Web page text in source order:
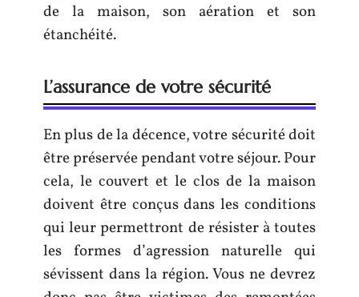
de la maison, son aération et son
étanchéité.
L’assurance de votre sécurité
En plus de la décence, votre sécurité doit
être préservée pendant votre séjour. Pour
cela, le couvert et le clos de la maison
doivent être conçus dans les conditions
qui leur permettront de résister à toutes
les formes d’agression naturelle qui
sévissent dans la région. Vous ne devrez